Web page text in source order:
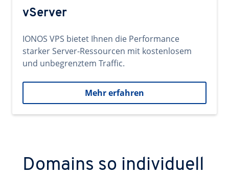
vServer
IONOS VPS bietet Ihnen die Performance
starker Server-Ressourcen mit kostenlosem
und unbegrenztem Traffic.
Mehr erfahren
Domains so individuell